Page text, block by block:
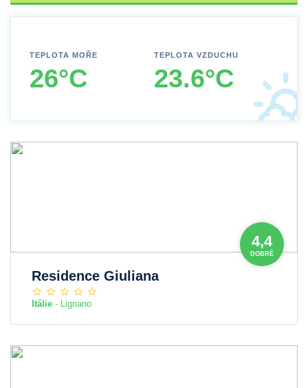
TEPLOTA MOŘE
26°C
TEPLOTA VZDUCHU
23.6°C
4,4
DOBRÉ
Residence Giuliana
Itálie - Lignano